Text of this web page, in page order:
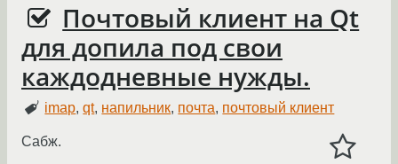
Почтовый клиент на Qt
для допила под свои
каждодневные нужды.
imap,qt, напильник, почта, почтовый клиент
Сабж.